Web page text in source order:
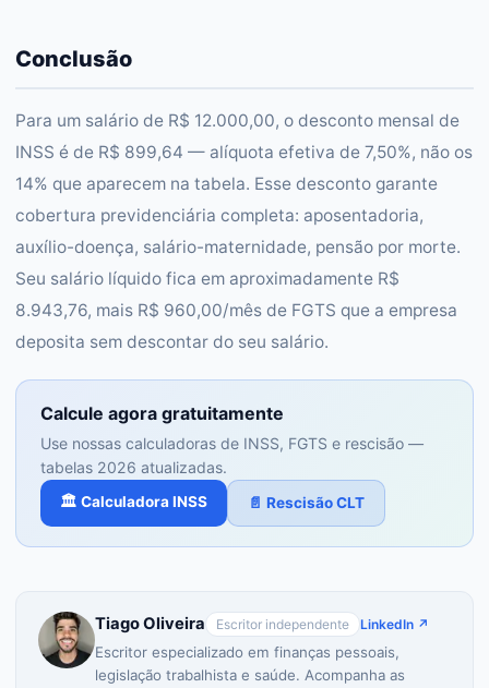
Conclusão
Para um salário de R$ 12.000,00, o desconto mensal de
INSS é de R$ 899,64 — alíquota efetiva de 7,50%, não os
14% que aparecem na tabela. Esse desconto garante
cobertura previdenciária completa: aposentadoria,
auxílio-doença, salário-maternidade, pensão por morte.
Seu salário líquido fica em aproximadamente R$
8.943,76, mais R$ 960,00/mês de FGTS que a empresa
deposita sem descontar do seu salário.
Calcule agora gratuitamente
Use nossas calculadoras de INSS, FGTS e rescisão —
tabelas 2026 atualizadas.
🏛️ Calculadora INSS 📄 Rescisão CLT
Tiago Oliveira Escritor independente LinkedIn ↗
Escritor especializado em finanças pessoais,
legislação trabalhista e saúde. Acompanha as